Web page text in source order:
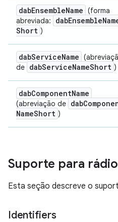
dabEnsembleName (forma
abreviada:
dabEnsemble
Short )
dabServiceName
de dabServiceNameShort )
dabComponentName
(abreviação de dab
NameShort )
Suporte para
Esta seção descreve o
Identifiers